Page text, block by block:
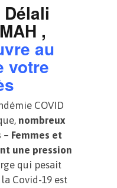
,
au
votre
COVID
nombreux
Femmes et
une pression
qui pesait
Covid-19 est